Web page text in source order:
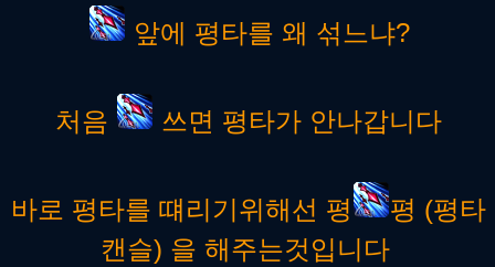
앞에 평타를 왜 섞느냐?
처음 쓰면 평타가 안나갑니다
바로 평타를 떄리기위해선 평
평 (평타
캔슬) 을 해주는것입니다